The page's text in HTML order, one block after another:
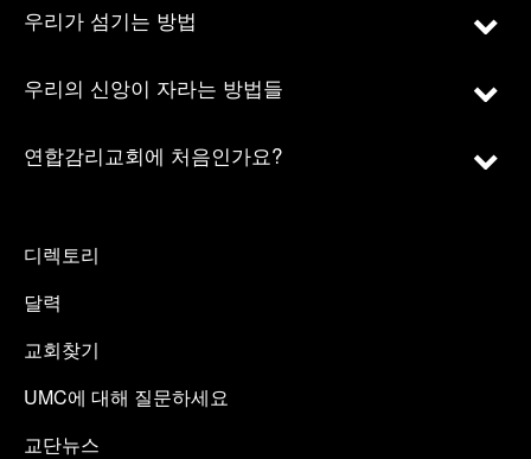
우리가 섬기는 방법
우리의 신앙이 자라는 방법들
연합감리교회에 처음인가요?
디렉토리
달력
교회찾기
UMC에 대해 질문하세요
교단뉴스